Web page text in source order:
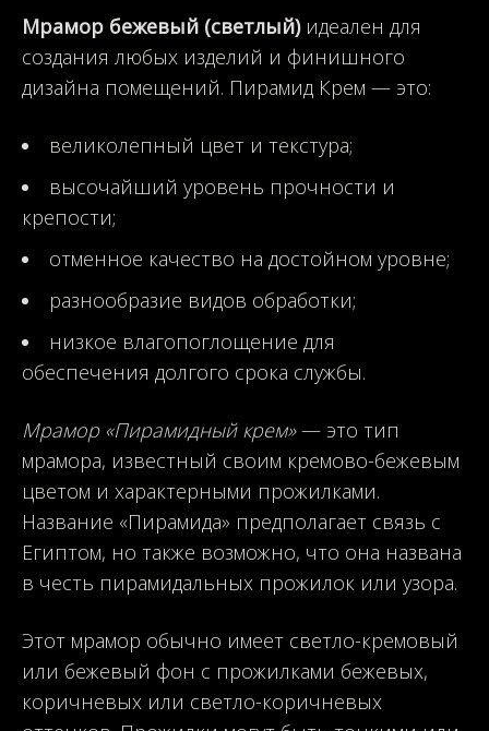
Мрамор бежевый (светлый)идеален для
создания любых изделий и финишного
дизайна помещений. Пирамид Крем — это:
великолепный цвет и текстура;
высочайший уровень прочности и
крепости;
отменное качество на достойном уровне;
разнообразие видов обработки;
низкое влагопоглощение для
обеспечения долгого срока службы.
Мрамор «Пирамидный крем»— это тип
мрамора, известный своим кремово-бежевым
цветом и характерными прожилками.
Название «Пирамида» предполагает связь с
Египтом, но также возможно, что она названа
в честь пирамидальных прожилок или узора.
Этот мрамор обычно имеет светло-кремовый
или бежевый фон с прожилками бежевых,
коричневых или светло-коричневых